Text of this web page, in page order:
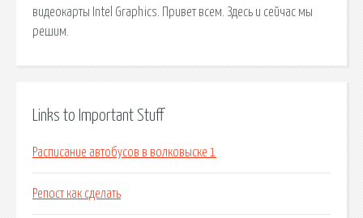
видеокарты Intel Graphics. Привет всем. Здесь и сейчас мы
решим.
Links to Important Stuff
Расписание автобусов в волковыске 1
Репост как сделать